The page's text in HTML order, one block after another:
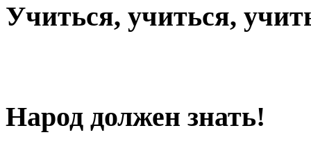
Учиться, учиться,
Народ должен знать!